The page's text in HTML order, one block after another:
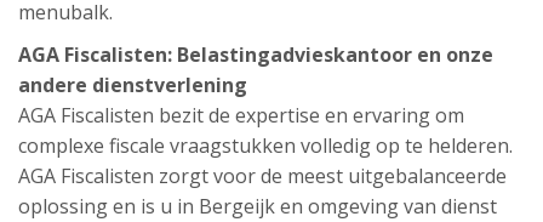
menubalk.
AGA Fiscalisten: Belastingadvieskantoor en onze
andere dienstverlening
AGA Fiscalisten bezit de expertise en ervaring om
complexe fiscale vraagstukken volledig op te helderen.
AGA Fiscalisten zorgt voor de meest uitgebalanceerde
oplossing en is u in Bergeijk en omgeving van dienst